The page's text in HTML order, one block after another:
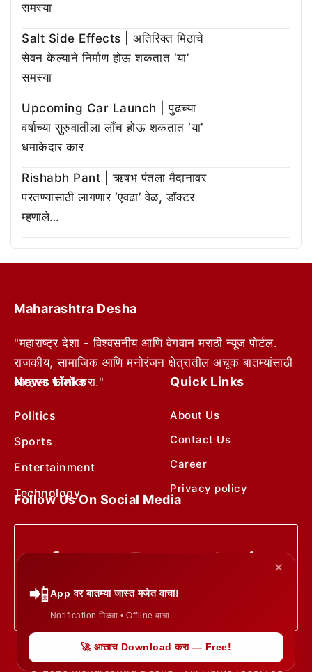
समस्या
Salt Side Effects | अतिरिक्त मिठाचे
सेवन केल्याने निर्माण होऊ शकतात ‘या’
समस्या
Upcoming Car Launch | पुढच्या
वर्षाच्या सुरुवातीला लाँच होऊ शकतात ‘या’
धमाकेदार कार
Rishabh Pant | ऋषभ पंतला मैदानावर
परतण्यासाठी लागणार ‘एवढा’ वेळ, डॉक्टर
म्हणाले…
Maharashtra Desha
"महाराष्ट्र देशा - विश्वसनीय आणि वेगवान मराठी न्यूज पोर्टल.
राजकीय, सामाजिक आणि मनोरंजन क्षेत्रातील अचूक बातम्यांसाठी
आम्हाला फॉलो करा."
News Links
Politics
Sports
Entertainment
Technology
Quick Links
About Us
Contact Us
Career
Privacy policy
Follow Us On Social Media
© 2026 Maharashtra Desha • All rights reserved
✕
📲App वर बातम्या जास्त मजेत वाचा!
Notification मिळवा • Offline वाचा
🚀 आत्ताच Download करा — Free!